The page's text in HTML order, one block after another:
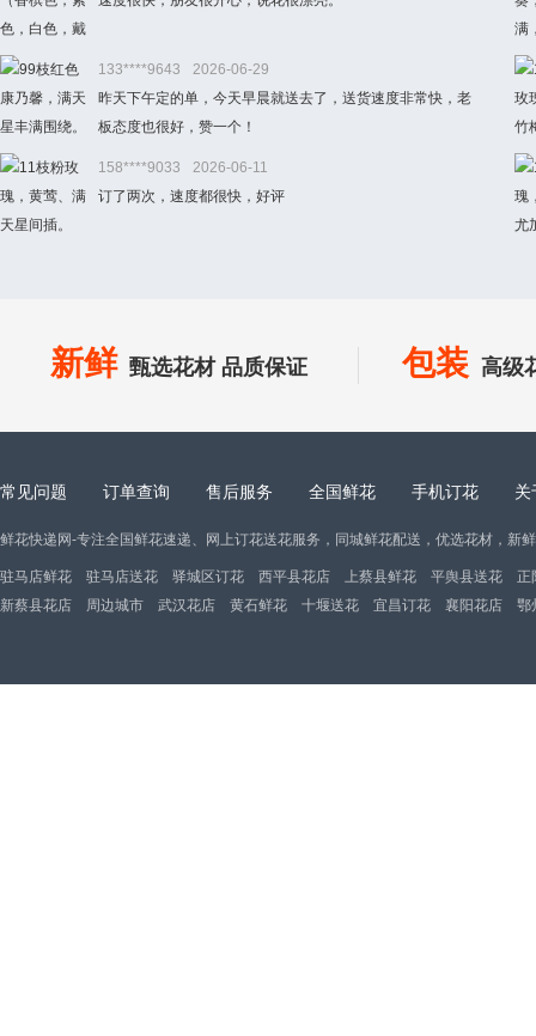
133****9643
2026-06-29
昨天下午定的单，今天早晨就送去了，送货速度非常快，老
板态度也很好，赞一个！
158****9033
2026-06-11
订了两次，速度都很快，好评
新鲜 甄选花材 品质保证 包装 高级
常见问题 订单查询 售后服务 全国鲜花 手机订花 关
鲜花快递网-专注全国鲜花速递、网上订花送花服务，同城鲜花配送，优选花材，新
驻马店鲜花 驻马店送花 驿城区订花 西平县花店 上蔡县鲜花 平舆县送花
正
新蔡县花店
周边城市 武汉花店 黄石鲜花 十堰送花 宜昌订花 襄阳花店 鄂